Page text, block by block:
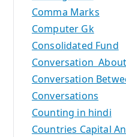
Comma Marks
Computer Gk
Consolidated Fund
Conversation
Conversation
Conversations
Counting in hindi
Countries Capital